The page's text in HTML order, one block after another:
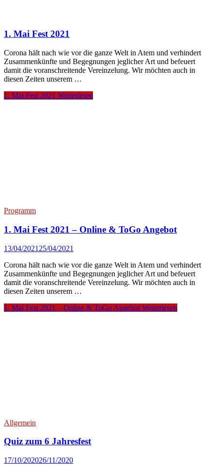
1. Mai Fest 2021
Corona hält nach wie vor die ganze Welt in Atem und verhindert
Zusammenkünfte und Begegnungen jeglicher Art und befeuert
damit die voranschreitende Vereinzelung. Wir möchten auch in
diesen Zeiten unserem …
1. Mai Fest 2021 Weiterlesen
Programm
1. Mai Fest 2021 – Online & ToGo Angebot
13/04/2021 25/04/2021
Corona hält nach wie vor die ganze Welt in Atem und verhindert
Zusammenkünfte und Begegnungen jeglicher Art und befeuert
damit die voranschreitende Vereinzelung. Wir möchten auch in
diesen Zeiten unserem …
1. Mai Fest 2021 – Online & ToGo Angebot Weiterlesen
Allgemein
Quiz zum 6 Jahresfest
17/10/202026/11/2020